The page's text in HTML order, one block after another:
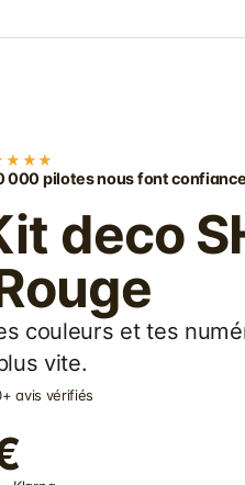
000 pilotes nous font confiance
deco
couleurs et tes
vite.
avis vérifiés